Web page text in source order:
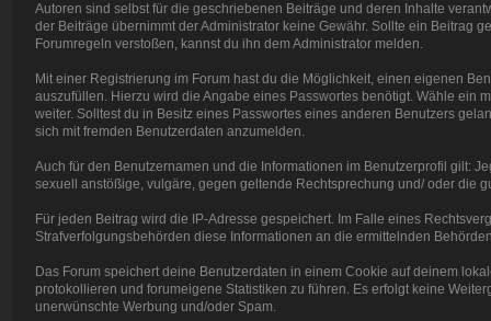
Autoren sind selbst für die geschriebenen Beiträge und deren Inhalte
der Beiträge übernimmt der Administrator keine Gewähr. Sollte ein Beitrag
Forumregeln verstoßen, kannst du ihn dem Administrator melden.
Mit einer Registrierung im Forum hast du die Möglichkeit, einen eigenen
auszufüllen. Hierzu wird die Angabe eines Passwortes benötigt. Wähle ein
weiter. Solltest du in Besitz eines Passwortes eines anderen Benutzers
sich mit fremden Benutzerdaten anzumelden.
Auch für den Benutzernamen und die Informationen im Benutzerprofil gilt:
sexuell anstößige, vulgäre, gegen geltende Rechtsprechung und/ oder die
Für jeden Beitrag wird die IP-Adresse gespeichert. Im Falle eines
Strafverfolgungsbehörden diese Informationen an die ermittelnden
Das Forum speichert deine Benutzerdaten in einem Cookie auf deinem
protokollieren und forumeigene Statistiken zu führen. Es erfolgt keine
unerwünschte Werbung und/oder Spam.